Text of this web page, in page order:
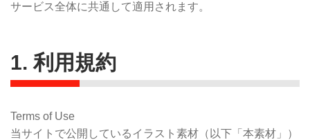
サービス全体に共通して適用されます。
1. 利用規約
Terms of Use
当サイトで公開しているイラスト素材（以下「本素材」）